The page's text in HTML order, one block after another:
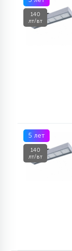
140
лт/вт
5 лет
140
лт/вт